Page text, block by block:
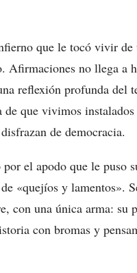
que le tocó vivir
Afirmaciones no llega a
reflexión profunda del
de que vivimos
de democracia.
el apodo que le puso
«quejíos y lamentos».
con una única arma: su
con bromas y